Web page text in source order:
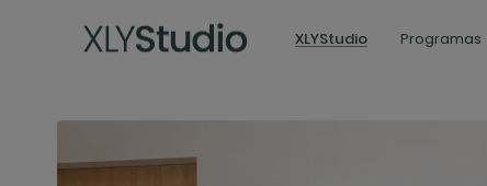
XLYStudio Programas